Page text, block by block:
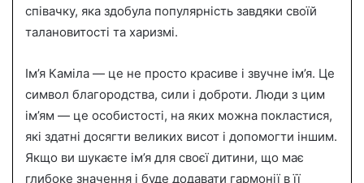
співачку, яка здобула популярність завдяки своїй
талановитості та харизмі.
Ім’я Каміла — це не просто красиве і звучне ім’я. Це
символ благородства, сили і доброти. Люди з цим
ім’ям — це особистості, на яких можна покластися,
які здатні досягти великих висот і допомогти іншим.
Якщо ви шукаєте ім’я для своєї дитини, що має
глибоке значення і буде додавати гармонії в її